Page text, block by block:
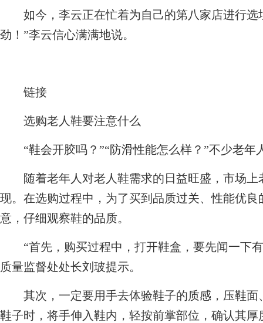
如今，李云正在忙着为自己的第八家店进行选
劲！”李云信心满满地说。
链接
选购老人鞋要注意什么
“鞋会开胶吗？”“防滑性能怎么样？”不少老年
随着老年人对老人鞋需求的日益旺盛，市场上
现。在选购过程中，为了买到品质过关、性能优
意，仔细观察鞋的品质。
“首先，购买过程中，打开鞋盒，要先闻一下有
质量监督处处长刘玻提示。
其次，一定要用手去体验鞋子的质感，压鞋面
鞋子时，将手伸入鞋内，轻按前掌部位，确认其